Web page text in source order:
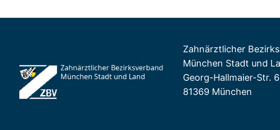
Zahnärztlicher
München Stadt und
Georg-Hallmaier-Str. 6
81369 München